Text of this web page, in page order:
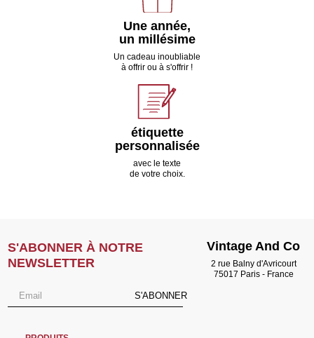
Une année,
un millésime
Un cadeau inoubliable
à offrir ou à s'offrir !
étiquette
personnalisée
avec le texte
de votre choix.
S'ABONNER À NOTRE
NEWSLETTER
S'ABONNER
Vintage And Co
2 rue Balny d'Avricourt
75017 Paris - France